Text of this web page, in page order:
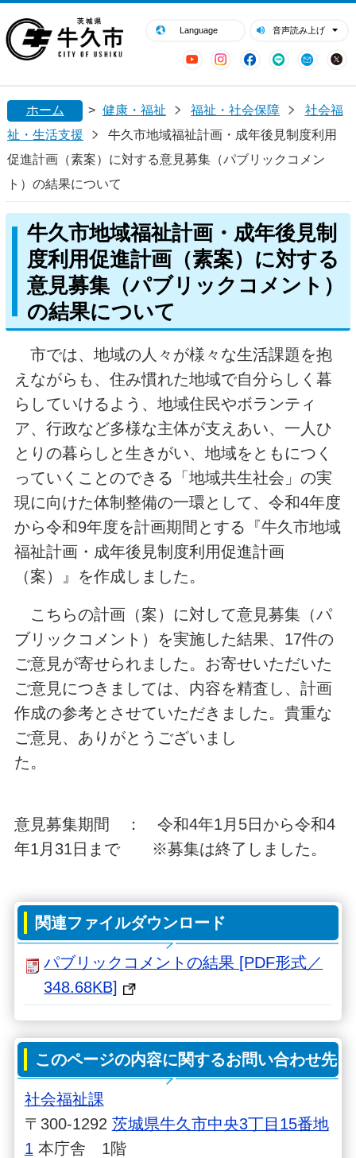
Language 音声読み上げ
YouTubeInstagram
Facebook
LINE Mail
閉じる
ホーム > 健康・福祉 福祉・社会保障
社会福
祉・生活支援
牛久市地域福祉計画・成年後見制度利用
促進計画（素案）に対する意見募集（パブリックコメン
ト）の結果について
牛久市地域福祉計画・成年後見制
度利用促進計画（素案）に対する
意見募集（パブリックコメント）
の結果について
市では、地域の人々が様々な生活課題を抱
えながらも、住み慣れた地域で自分らしく暮
らしていけるよう、地域住民やボランティ
ア、行政など多様な主体が支えあい、一人ひ
とりの暮らしと生きがい、地域をともにつく
っていくことのできる「地域共生社会」の実
現に向けた体制整備の一環として、令和4年度
から令和9年度を計画期間とする『牛久市地域
福祉計画・成年後見制度利用促進計画
（案）』を作成しました。
こちらの計画（案）に対して意見募集（パ
ブリックコメント）を実施した結果、17件の
ご意見が寄せられました。お寄せいただいた
ご意見につきましては、内容を精査し、計画
作成の参考とさせていただきました。貴重な
ご意見、ありがとうございまし
た。
意見募集期間 ： 令和4年1月5日から令和4
年1月31日まで ※募集は終了しました。
関連ファイルダウンロード
パブリックコメントの結果 [PDF形式／
348.68KB]
このページの内容に関するお問い合わせ先
社会福祉課
〒300-1292 茨城県牛久市中央3丁目15番地
1 本庁舎 1階